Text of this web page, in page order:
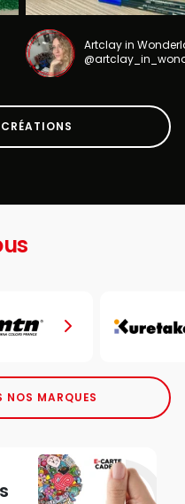
Artclay in
NOS MARQUES